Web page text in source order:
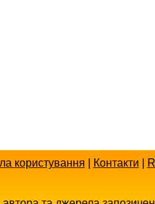
користування Контакти